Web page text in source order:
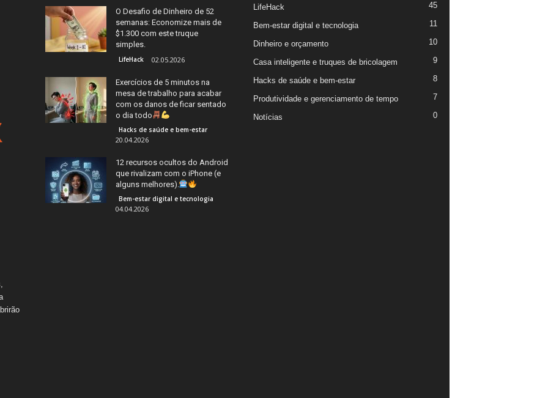
O Desafio de Dinheiro de 52
semanas: Economize mais de
$1.300 com este truque
simples.
LifeHack 02.05.2026
Exercícios de 5 minutos na
mesa de trabalho para acabar
com os danos de ficar sentado
o dia todo
Hacks de saúde e bem-estar
20.04.2026
12 recursos ocultos do Android
que rivalizam com o iPhone (e
alguns melhores).
Bem-estar digital e tecnologia
04.04.2026
LifeHack 45
Bem-estar digital e tecnologia 11
Dinheiro e orçamento 10
Casa inteligente e truques de bricolagem 9
Hacks de saúde e bem-estar 8
Produtividade e gerenciamento de tempo 7
Notícias 0